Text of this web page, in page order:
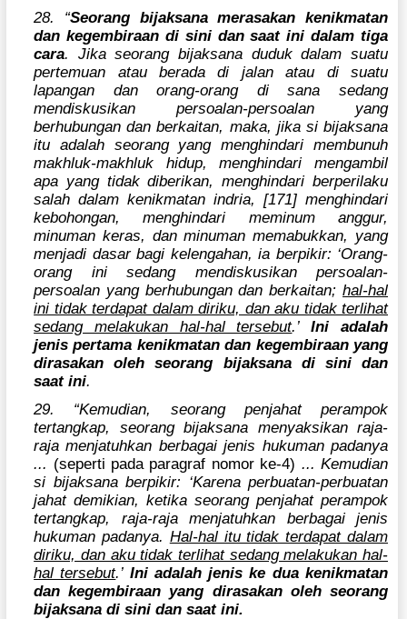
28. “Seorang bijaksana merasakan kenikmatan
dan kegembiraan di sini dan saat ini dalam tiga
cara. Jika seorang bijaksana duduk dalam suatu
pertemuan atau berada di jalan atau di suatu
lapangan dan orang-orang di sana sedang
mendiskusikan persoalan-persoalan yang
berhubungan dan berkaitan, maka, jika si bijaksana
itu adalah seorang yang menghindari membunuh
makhluk-makhluk hidup, menghindari mengambil
apa yang tidak diberikan, menghindari berperilaku
salah dalam kenikmatan indria, [171] menghindari
kebohongan, menghindari meminum anggur,
minuman keras, dan minuman memabukkan, yang
menjadi dasar bagi kelengahan, ia berpikir: ‘Orang-
orang ini sedang mendiskusikan persoalan-
persoalan yang berhubungan dan berkaitan; hal-hal
ini tidak terdapat dalam diriku, dan aku tidak terlihat
sedang melakukan hal-hal tersebut.’Ini adalah
jenis pertama kenikmatan dan kegembiraan yang
dirasakan oleh seorang bijaksana di sini dan
saat ini.
29. “Kemudian, seorang penjahat perampok
tertangkap, seorang bijaksana menyaksikan raja-
raja menjatuhkan berbagai jenis hukuman padanya
... (seperti pada paragraf nomor ke-4) ... Kemudian
si bijaksana berpikir: ‘Karena perbuatan-perbuatan
jahat demikian, ketika seorang penjahat perampok
tertangkap, raja-raja menjatuhkan berbagai jenis
hukuman padanya. Hal-hal itu tidak terdapat dalam
diriku, dan aku tidak terlihat sedang melakukan hal-
hal tersebut.’ Ini adalah jenis ke dua kenikmatan
dan kegembiraan yang dirasakan oleh seorang
bijaksana di sini dan saat ini.